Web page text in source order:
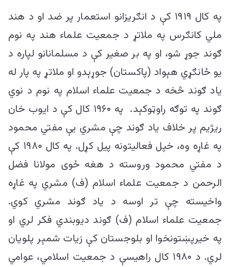
په کال ۱۹۱۹ کې د انګریزانو استعمار پر ضد او د هند
ملي کانګرس په ملاتړ د جمعیت علماء هند په نوم
ګوند جوړ شو، او په بر صغیر کې د مسلمانانو لپاره د
یو ځانګړي هېواد (پاکستان) جوړېدو او ملاتړ په پار له
یاد ګوند څخه د جمعیت علماء اسلام په نوم د نوي
ګوند په توګه راوټوکېد. په ۱۹۶۰ کال کې د ایوب خان
ریژیم پر خلاف یاد ګوند چې مشري یې مفتي محمود
په غاړه وه، خپل فعالیتونه پیل کړل. په کال ۱۹۸۰ کې
د مفتي محمود وروسته د هغه ځوی مولانا فضل
الرحمن د جمعیت علماء اسلام (ف) مشري په غاړه
واخیسته چې تر اوسه د یاد ګوند مشري کوي.
جمعیت علماء اسلام (ف) ګوند دیوبندي فکر لري او
په خیرپښتونخوا او بلوجستان کې زیات شمېر پلویان
لري. د ۱۹۸۰ کال راهیسې د جمعیت اسلامي، عوامي